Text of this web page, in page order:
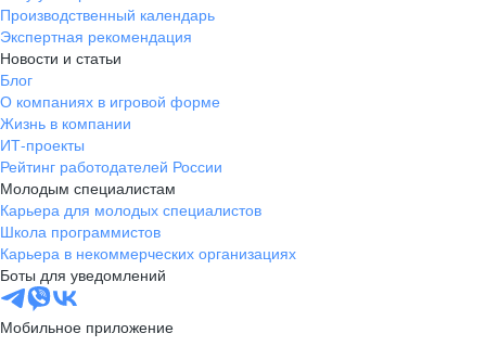
Производственный календарь
Экспертная рекомендация
Новости и статьи
Блог
О компаниях в игровой форме
Жизнь в компании
ИТ-проекты
Рейтинг работодателей России
Молодым специалистам
Карьера для молодых специалистов
Школа программистов
Карьера в некоммерческих организациях
Боты для уведомлений
Мобильное приложение